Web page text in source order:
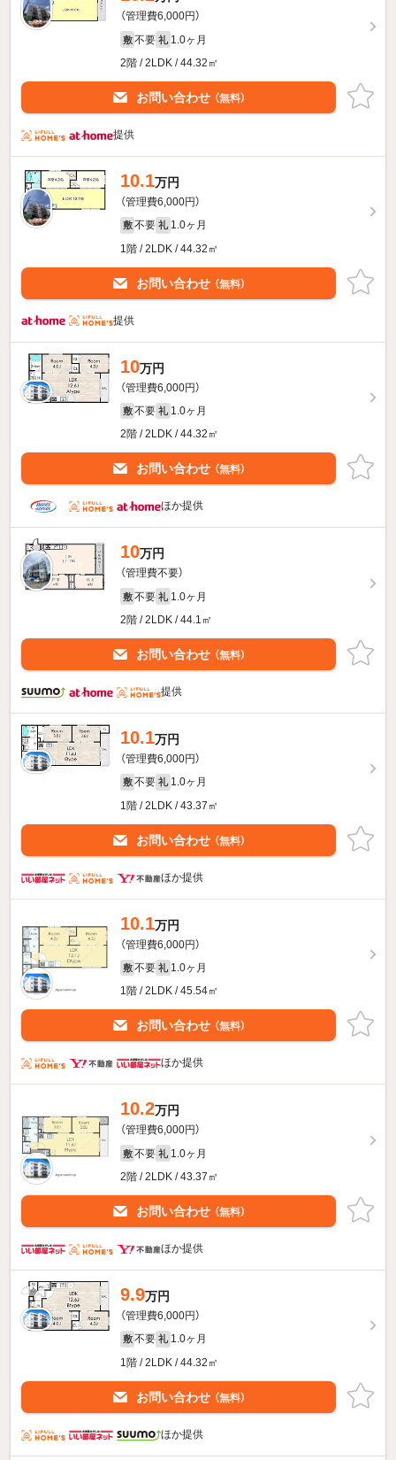
（管理費6,000円）
敷 不要 礼 1.0ヶ月
2階 / 2LDK / 44.32㎡
お問い合わせ （無料）
提供
10.1万円
（管理費6,000円）
敷 不要 礼 1.0ヶ月
1階 / 2LDK / 44.32㎡
お問い合わせ （無料）
提供
10万円
（管理費6,000円）
敷 不要 礼 1.0ヶ月
2階 / 2LDK / 44.32㎡
お問い合わせ （無料）
ほか提供
10万円
（管理費不要）
敷 不要 礼 1.0ヶ月
2階 / 2LDK / 44.1㎡
お問い合わせ （無料）
提供
10.1万円
（管理費6,000円）
敷 不要 礼 1.0ヶ月
1階 / 2LDK / 43.37㎡
お問い合わせ （無料）
ほか提供
10.1万円
（管理費6,000円）
敷 不要 礼 1.0ヶ月
1階 / 2LDK / 45.54㎡
お問い合わせ （無料）
ほか提供
10.2万円
（管理費6,000円）
敷 不要 礼 1.0ヶ月
2階 / 2LDK / 43.37㎡
お問い合わせ （無料）
ほか提供
9.9万円
（管理費6,000円）
敷 不要 礼 1.0ヶ月
1階 / 2LDK / 44.32㎡
お問い合わせ （無料）
ほか提供